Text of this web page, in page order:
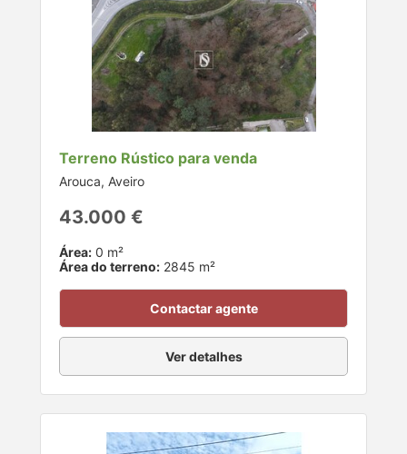
Terreno Rústico para venda
Arouca, Aveiro
43.000 €
Área: 0 m²
Área do terreno: 2845 m²
Contactar agente
Ver detalhes